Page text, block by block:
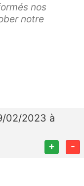
nos
notre
02/2023 à
+ -